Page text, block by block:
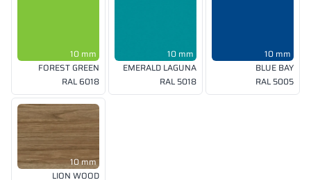
10 mm
FOREST GREEN
RAL 6018
10 mm
EMERALD LAGUNA
RAL 5018
10 mm
BLUE BAY
RAL 5005
10 mm
LION WOOD